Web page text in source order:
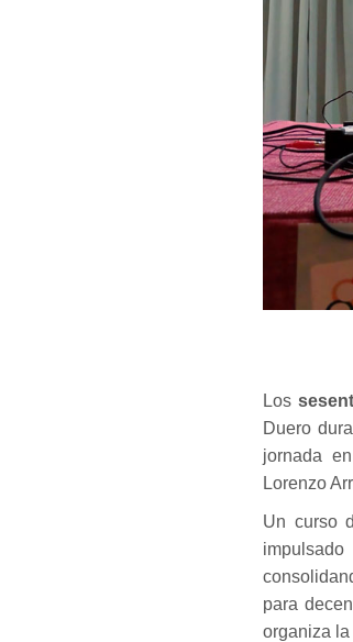
Los
Duero
jornada
Lorenzo
Un curso
para
organiza